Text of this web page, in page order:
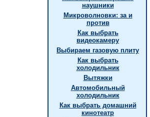
наушники
Микроволновки: за и
против
Как выбрать
видеокамеру
Выбираем газовую плиту
Как выбрать
холодильник
Вытяжки
Автомобильный
холодильник
Как выбрать домашний
кинотеатр